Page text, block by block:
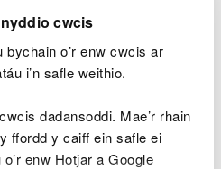
cwcis
o’r enw cwcis ar
i’n safle weithio.
dadansoddi. Mae’r rhain
ffordd y caiff ein safle ei
enw Hotjar a Google
cynlluniau
gyfer pob safle Aberol
gan gynllunio i'r